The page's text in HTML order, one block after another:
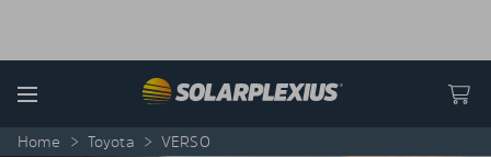
Menu
Home > Toyota > VERSO